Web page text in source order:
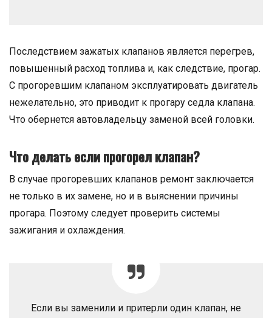
Последствием зажатых клапанов является перегрев,
повышенный расход топлива и, как следствие, прогар.
С прогоревшим клапаном эксплуатировать двигатель
нежелательно, это приводит к прогару седла клапана.
Что обернется автовладельцу заменой всей головки.
Что делать если прогорел клапан?
В случае прогоревших клапанов ремонт заключается
не только в их замене, но и в выяснении причины
прогара. Поэтому следует проверить системы
зажигания и охлаждения.
Если вы заменили и притерли один клапан, не